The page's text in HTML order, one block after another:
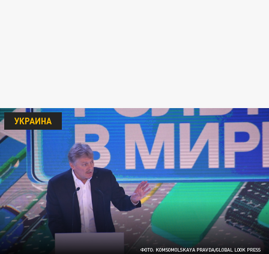
ФОТО: KOMSOMOLSKAYA PRAVDA/GLOBAL LOOK PRESS
УКРАИНА